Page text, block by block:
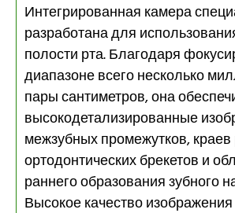
Интегрированная камера
разработана для
полости рта. Благодаря
диапазоне всего несколько
пары сантиметров, она
высокодетализированные
межзубных промежутков,
ортодонтических брекетов и
раннего образования зубного
Высокое качество